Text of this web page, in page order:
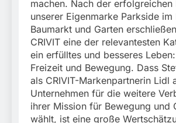
machen. Nach der erfolgreichen
unserer Eigenmarke Parkside im
Baumarkt und Garten
CRIVIT eine der relevantesten
ein erfülltes und besseres
Freizeit und Bewegung. Dass
als CRIVIT-Markenpartnerin Lidl
Unternehmen für die weitere
ihrer Mission für Bewegung und
wählt, ist eine große